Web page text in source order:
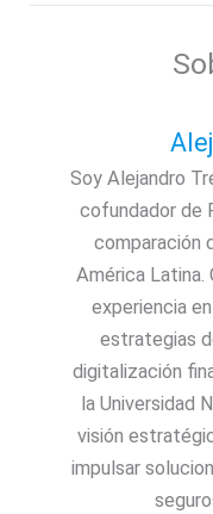
Soy Alejandro
cofundador de
comparación
América Latina.
experiencia
estrategias
digitalización
la Universidad
visión
impulsar